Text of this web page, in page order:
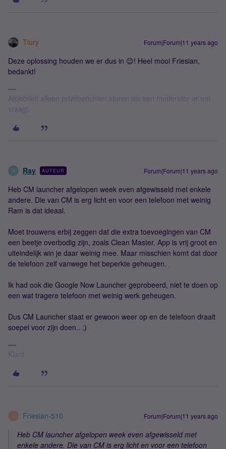
Tiury Forum|Forum|11 years ago
Deze oplossing houden we er dus in 😉! Heel mooi Friesian,
bedankt!
Alsjeblieft alleen privéberichten sturen als een moderator er om
vraagt.
R Ray AUTEUR Forum|Forum|11 years ago
Heb CM launcher afgelopen week even afgewisseld met enkele
andere. Die van CM is erg licht en voor een telefoon met weinig
Ram is dat ideaal.
Moet trouwens erbij zeggen dat die extra toevoegingen van CM
een beetje overbodig zijn, zoals Clean Master. App is vrij groot en
uiteindelijk win je daar weinig mee. Maar misschien komt dat door
de telefoon zelf vanwege het beperkte geheugen.
Ik had ook die Google Now Launcher geprobeerd, niet te doen op
een wat tragere telefoon met weinig werk geheugen.
Dus CM Launcher staat er gewoon weer op en de telefoon draait
soepel voor zijn doen.. :)
Klant
F Friesian-510 Forum|Forum|11 years ago
Heb CM launcher afgelopen week even afgewisseld met
enkele andere. Die van CM is erg licht en voor een telefoon